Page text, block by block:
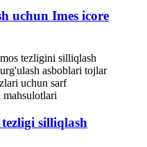
uchun Imes icore
silliqlash